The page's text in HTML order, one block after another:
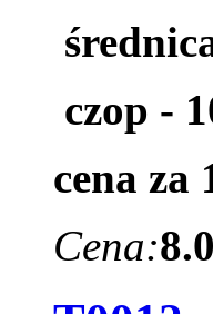
czop -
cena za
Cena: